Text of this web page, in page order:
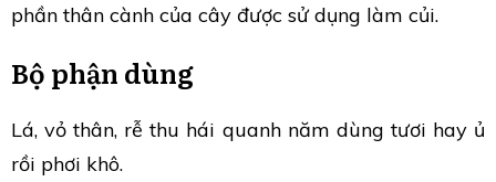
phần thân cành của cây được sử dụng làm củi.
Bộ phận dùng
Lá, vỏ thân, rễ thu hái quanh năm dùng tươi hay ủ
rồi phơi khô.